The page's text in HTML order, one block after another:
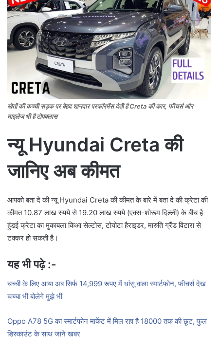
खेतों की कच्ची सड़क पर बेहद शानदार परफॉरमेंस देती है Creta की कार, फीचर्स और
माइलेज भी है टोपक्लास
न्यू Hyundai Creta की
जानिए अब कीमत
आपको बता दे की न्यू Hyundai Creta की कीमत के बारे में बता दे की क्रेटा की
कीमत 10.87 लाख रुपये से 19.20 लाख रुपये (एक्स-शोरूम दिल्ली) के बीच है
हुंडई क्रेटा का मुकाबला किआ सेल्टोस, टोयोटा हैराइडर, मारुति ग्रैंड विटारा से
टक्कर हो सकती है।
यह भी पढ़े :-
चच्ची के लिए आया अब सिर्फ 14,999 रूपए में धांसू वाला स्मार्टफोन, फीचर्स देख
चच्चा भी बोलेगे मुझे भी
Oppo A78 5G का स्मार्टफोन मार्केट में मिल रहा है 18000 तक की छूट, फुल
डिस्काउंट के साथ जाने खबर